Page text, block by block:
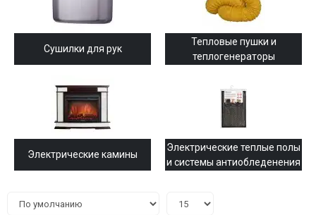
Сушилки для рук
Тепловые пушки и
теплогенераторы
Электрические камины
Электрические теплые полы
и системы антиобледенения